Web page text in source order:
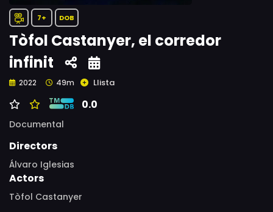
7+ DOB
Tòfol Castanyer, el corredor
infinit
2022 49m Llista
0.0
Documental
Directors
Álvaro Iglesias
Actors
Tòfol Castanyer